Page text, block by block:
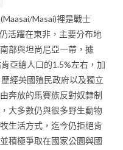
Masai)裡是戰士
活躍在東非，主要分布地
部與坦尚尼亞一帶，據
亞總人口的1.5%左右，加
經英國殖民政府以及獨立
奔放的馬賽族反對奴隸制
大多數仍與很多野生動物
生活方式，迄今仍拒絕肯
積極爭取在國家公園與國